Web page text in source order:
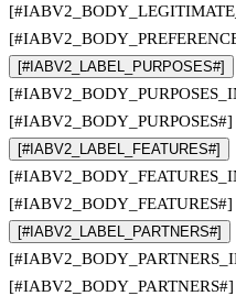
[#IABV2_LABEL_PURPOSES#]
[#IABV2_BODY_PURPOSES#]
[#IABV2_LABEL_FEATURES#]
[#IABV2_BODY_FEATURES#]
[#IABV2_LABEL_PARTNERS#]
[#IABV2_BODY_PARTNERS#]